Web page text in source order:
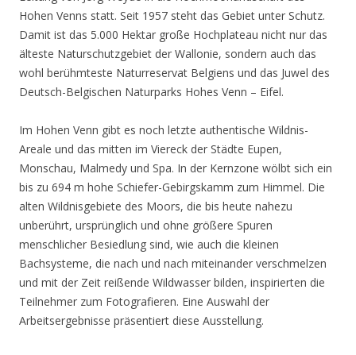
Hohen Venns statt. Seit 1957 steht das Gebiet unter Schutz.
Damit ist das 5.000 Hektar große Hochplateau nicht nur das
älteste Naturschutzgebiet der Wallonie, sondern auch das
wohl berühmteste Naturreservat Belgiens und das Juwel des
Deutsch-Belgischen Naturparks Hohes Venn – Eifel.
Im Hohen Venn gibt es noch letzte authentische Wildnis-
Areale und das mitten im Viereck der Städte Eupen,
Monschau, Malmedy und Spa. In der Kernzone wölbt sich ein
bis zu 694 m hohe Schiefer-Gebirgskamm zum Himmel. Die
alten Wildnisgebiete des Moors, die bis heute nahezu
unberührt, ursprünglich und ohne größere Spuren
menschlicher Besiedlung sind, wie auch die kleinen
Bachsysteme, die nach und nach miteinander verschmelzen
und mit der Zeit reißende Wildwasser bilden, inspirierten die
Teilnehmer zum Fotografieren. Eine Auswahl der
Arbeitsergebnisse präsentiert diese Ausstellung.